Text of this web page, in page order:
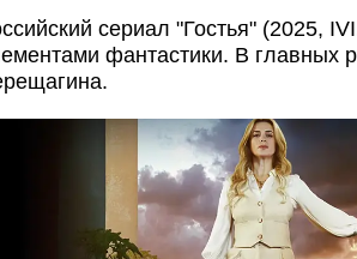
сериал "Гостья" (2025,
фантастики. В главных